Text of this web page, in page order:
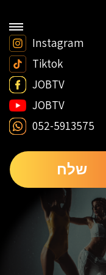
Instagram
Tiktok
JOBTV
JOBTV
052-5913575